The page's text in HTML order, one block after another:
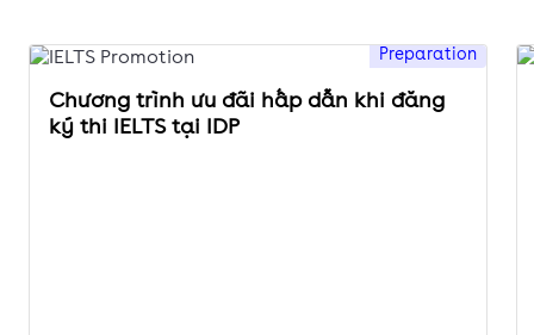
Preparation
Chương trình ưu đãi hấp dẫn khi đăng
ký thi IELTS tại IDP